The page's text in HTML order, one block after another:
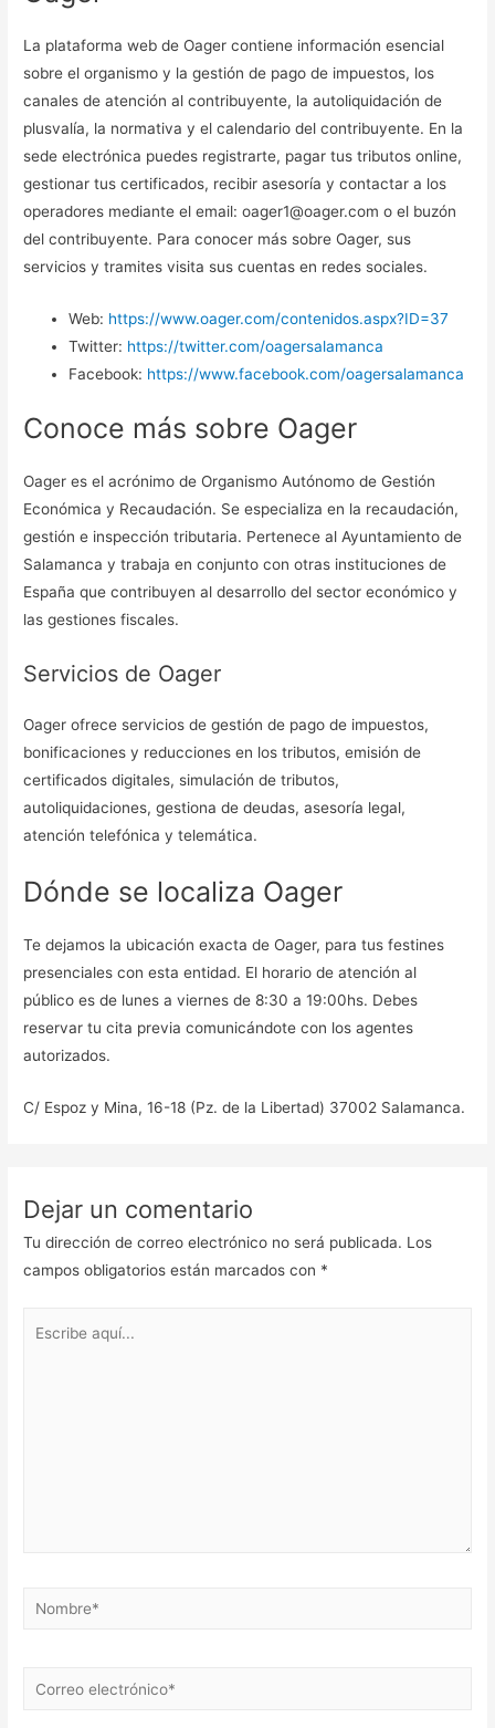
La plataforma web de Oager contiene información esencial
sobre el organismo y la gestión de pago de impuestos, los
canales de atención al contribuyente, la autoliquidación de
plusvalía, la normativa y el calendario del contribuyente. En la
sede electrónica puedes registrarte, pagar tus tributos online,
gestionar tus certificados, recibir asesoría y contactar a los
operadores mediante el email: oager1@oager.com o el buzón
del contribuyente. Para conocer más sobre Oager, sus
servicios y tramites visita sus cuentas en redes sociales.
Web: https://www.oager.com/contenidos.aspx?ID=37
Twitter: https://twitter.com/oagersalamanca
Facebook: https://www.facebook.com/oagersalamanca
Conoce más sobre Oager
Oager es el acrónimo de Organismo Autónomo de Gestión
Económica y Recaudación. Se especializa en la recaudación,
gestión e inspección tributaria. Pertenece al Ayuntamiento de
Salamanca y trabaja en conjunto con otras instituciones de
España que contribuyen al desarrollo del sector económico y
las gestiones fiscales.
Servicios de Oager
Oager ofrece servicios de gestión de pago de impuestos,
bonificaciones y reducciones en los tributos, emisión de
certificados digitales, simulación de tributos,
autoliquidaciones, gestiona de deudas, asesoría legal,
atención telefónica y telemática.
Dónde se localiza Oager
Te dejamos la ubicación exacta de Oager, para tus festines
presenciales con esta entidad. El horario de atención al
público es de lunes a viernes de 8:30 a 19:00hs. Debes
reservar tu cita previa comunicándote con los agentes
autorizados.
C/ Espoz y Mina, 16-18 (Pz. de la Libertad) 37002 Salamanca.
Dejar un comentario
Tu dirección de correo electrónico no será publicada. Los
campos obligatorios están marcados con *
Nombre*
Correo